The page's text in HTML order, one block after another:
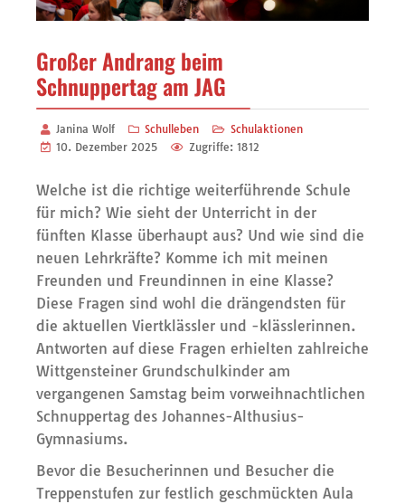
Großer Andrang beim
Schnuppertag am JAG
Janina Wolf Schulleben
Schulaktionen
10. Dezember 2025
Zugriffe: 1812
Welche ist die richtige weiterführende Schule
für mich? Wie sieht der Unterricht in der
fünften Klasse überhaupt aus? Und wie sind die
neuen Lehrkräfte? Komme ich mit meinen
Freunden und Freundinnen in eine Klasse?
Diese Fragen sind wohl die drängendsten für
die aktuellen Viertklässler und -klässlerinnen.
Antworten auf diese Fragen erhielten zahlreiche
Wittgensteiner Grundschulkinder am
vergangenen Samstag beim vorweihnachtlichen
Schnuppertag des Johannes-Althusius-
Gymnasiums.
Bevor die Besucherinnen und Besucher die
Treppenstufen zur festlich geschmückten Aula